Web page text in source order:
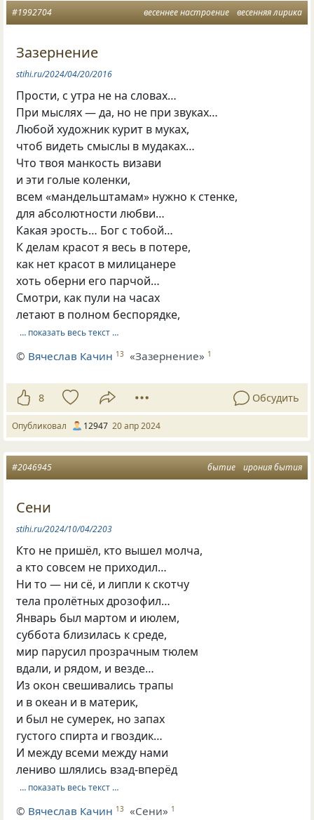
весеннее настроение весенняя лирика
#1992704
Зазернение
stihi.ru/2024/04/20/2016
Прости, с утра не на словах…
При мыслях — да, но не при звуках…
Любой художник курит в муках,
чтоб видеть смыслы в мудаках…
Что твоя манкость визави
и эти голые коленки,
всем «мандельштамам» нужно к стенке,
для абсолютности любви…
Какая эрость… Бог с тобой…
К делам красот я весь в потере,
как нет красот в милицанере
хоть оберни его парчой…
Смотри, как пули на часах
летают в полном беспорядке,
… показать весь текст …
© Вячеслав Качин 13 «Зазернение» 1
8 Обсудить
Опубликовал 12947 20 апр 2024
бытие ирония бытия
#2046945
Сени
stihi.ru/2024/10/04/2203
Кто не пришёл, кто вышел молча,
а кто совсем не приходил…
Ни то — ни сё, и липли к скотчу
тела пролётных дрозофил…
Январь был мартом и июлем,
суббота близилась к среде,
мир парусил прозрачным тюлем
вдали, и рядом, и везде…
Из окон свешивались трапы
и в океан и в материк,
и был не сумерек, но запах
густого спирта и гвоздик…
И между всеми между нами
лениво шлялись взад-вперёд
… показать весь текст …
© Вячеслав Качин 13 «Сени» 1